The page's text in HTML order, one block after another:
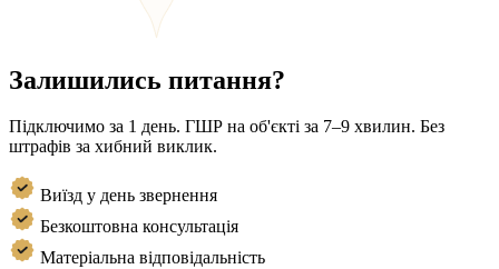
Залишились питання?
Підключимо за 1 день. ГШР на об'єкті за 7–9 хвилин. Без
штрафів за хибний виклик.
Виїзд у день звернення
Безкоштовна консультація
Матеріальна відповідальність